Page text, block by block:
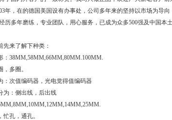
年，在的德国美国设有办事处，公司多年来的坚持以市场为导
历多年磨练，专业团队，用心服务，已成为众多500强及中国本
先来了解下种类：
：38MM,58MM,66MM,80MM.100MM.
多圈。
：次值编码器，光电觉得值编码器
为：侧出线，后出线
孔，通孔。